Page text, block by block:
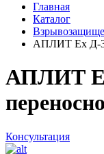
Главная
Каталог
АПЛИТ Ех Д-
АПЛИТ
Консультация